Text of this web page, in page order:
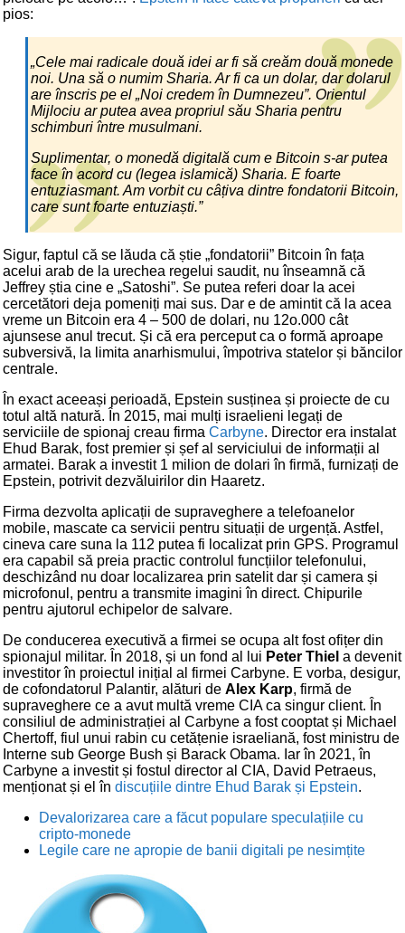
pios:
„Cele mai radicale două idei ar fi să creăm două monede
noi. Una să o numim Sharia. Ar fi ca un dolar, dar dolarul
are înscris pe el „Noi credem în Dumnezeu”. Orientul
Mijlociu ar putea avea propriul său Sharia pentru
schimburi între musulmani.
Suplimentar, o monedă digitală cum e Bitcoin s-ar putea
face în acord cu (legea islamică) Sharia. E foarte
entuziasmant. Am vorbit cu câțiva dintre fondatorii Bitcoin,
care sunt foarte entuziaști.”
Sigur, faptul că se lăuda că știe „fondatorii” Bitcoin în fața
acelui arab de la urechea regelui saudit, nu înseamnă că
Jeffrey știa cine e „Satoshi”. Se putea referi doar la acei
cercetători deja pomeniți mai sus. Dar e de amintit că la acea
vreme un Bitcoin era 4 – 500 de dolari, nu 12o.000 cât
ajunsese anul trecut. Și că era perceput ca o formă aproape
subversivă, la limita anarhismului, împotriva statelor și băncilor
centrale.
În exact aceeași perioadă, Epstein susținea și proiecte de cu
totul altă natură. În 2015, mai mulți israelieni legați de
serviciile de spionaj creau firma Carbyne. Director era instalat
Ehud Barak, fost premier și șef al serviciului de informații al
armatei. Barak a investit 1 milion de dolari în firmă, furnizați de
Epstein, potrivit dezvăluirilor din Haaretz.
Firma dezvolta aplicații de supraveghere a telefoanelor
mobile, mascate ca servicii pentru situații de urgență. Astfel,
cineva care suna la 112 putea fi localizat prin GPS. Programul
era capabil să preia practic controlul funcțiilor telefonului,
deschizând nu doar localizarea prin satelit dar și camera și
microfonul, pentru a transmite imagini în direct. Chipurile
pentru ajutorul echipelor de salvare.
De conducerea executivă a firmei se ocupa alt fost ofițer din
spionajul militar. În 2018, și un fond al lui Peter Thiel a devenit
investitor în proiectul inițial al firmei Carbyne. E vorba, desigur,
de cofondatorul Palantir, alături de Alex Karp, firmă de
supraveghere ce a avut multă vreme CIA ca singur client. În
consiliul de administrației al Carbyne a fost cooptat și Michael
Chertoff, fiul unui rabin cu cetățenie israeliană, fost ministru de
Interne sub George Bush și Barack Obama. Iar în 2021, în
Carbyne a investit și fostul director al CIA, David Petraeus,
menționat și el în discuțiile dintre Ehud Barak și Epstein.
Devalorizarea care a făcut populare speculațiile cu
cripto-monede
Legile care ne apropie de banii digitali pe nesimțite